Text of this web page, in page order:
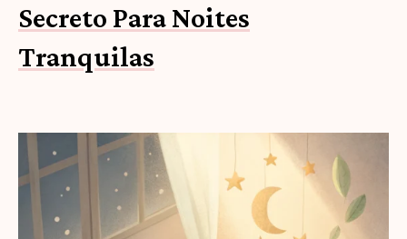
Secreto Para Noites
Tranquilas